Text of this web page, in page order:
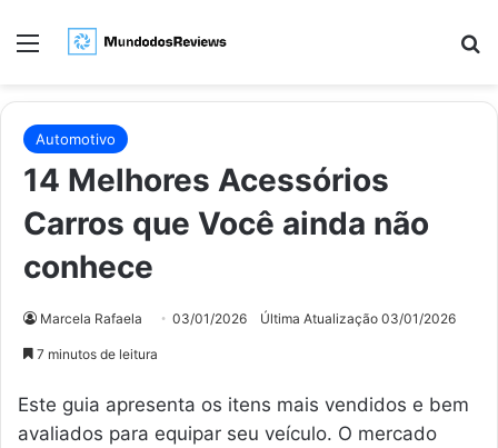
Menu
Automotivo
14 Melhores Acessórios
Carros que Você ainda não
conhece
Marcela Rafaela 03/01/2026 Última Atualização 03/01/2026
7 minutos de leitura
Este guia apresenta os itens mais vendidos e bem
avaliados para equipar seu veículo. O mercado